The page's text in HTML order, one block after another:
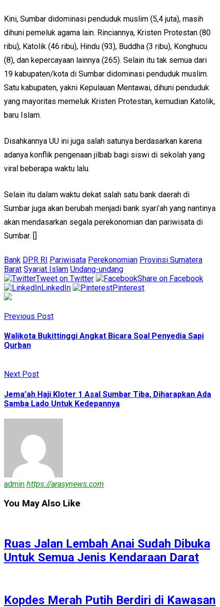
Kini, Sumbar didominasi penduduk muslim (5,4 juta), masih
dihuni pemeluk agama lain. Rinciannya, Kristen Protestan (80
ribu), Katolik (46 ribu), Hindu (93), Buddha (3 ribu), Konghucu
(8), dan kepercayaan lainnya (265). Selain itu tak semua dari
19 kabupaten/kota di Sumbar didominasi penduduk muslim.
Satu kabupaten, yakni Kepulauan Mentawai, dihuni penduduk
yang mayoritas memeluk Kristen Protestan, kemudian Katolik,
baru Islam.
Disahkannya UU ini juga salah satunya berdasarkan karena
adanya konflik pengenaan jilbab bagi siswi di sekolah yang
viral beberapa waktu lalu.
Selain itu dalam waktu dekat salah satu bank daerah di
Sumbar juga akan berubah menjadi bank syari’ah yang nantinya
akan mendasarkan segala perekonomian dan pariwisata di
Sumbar. []
Bank DPR RI Pariwisata Perekonomian Provinsi Sumatera
Barat Syariat Islam Undang-undang
Tweet on Twitter
Share on Facebook
LinkedIn
Pinterest
Previous Post
Walikota Bukittinggi Angkat Bicara Soal Penyedia Sapi
Qurban
Next Post
Jema’ah Haji Kloter 1 Asal Sumbar Tiba, Diharapkan Ada
Samba Lado Untuk Kedepannya
admin https://arasynews.com
You May Also Like
Ruas Jalan Lembah Anai Sudah Dibuka
Untuk Semua Jenis Kendaraan Darat
Kopdes Merah Putih Berdiri di Kawasan